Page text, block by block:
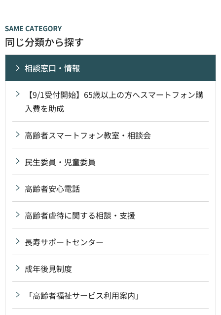
同じ分類から探す
相談窓口・情報
【9/1受付開始】65歳以上の方へスマートフォン購
入費を助成
高齢者スマートフォン教室・相談会
民生委員・児童委員
高齢者安心電話
高齢者虐待に関する相談・支援
長寿サポートセンター
成年後見制度
「高齢者福祉サービス利用案内」